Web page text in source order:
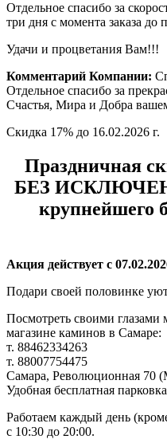
Отдельное спасибо за
три дня с момента заказа до
Удачи и процветания Вам!!!
Комментарий Компании:
Отдельное спасибо за
Счастья, Мира и Добра
Скидка 17% до 16.02.2026 г.
Праздничная
БЕЗ
крупнейшего
Акция действует с
Подари своей половинке
Посмотреть своими
магазине каминов в Самаре:
т. 88462334263
т. 88007754475
Самара, Революционная 70
Удобная бесплатная
Работаем каждый день
с 10:30 до 20:00.